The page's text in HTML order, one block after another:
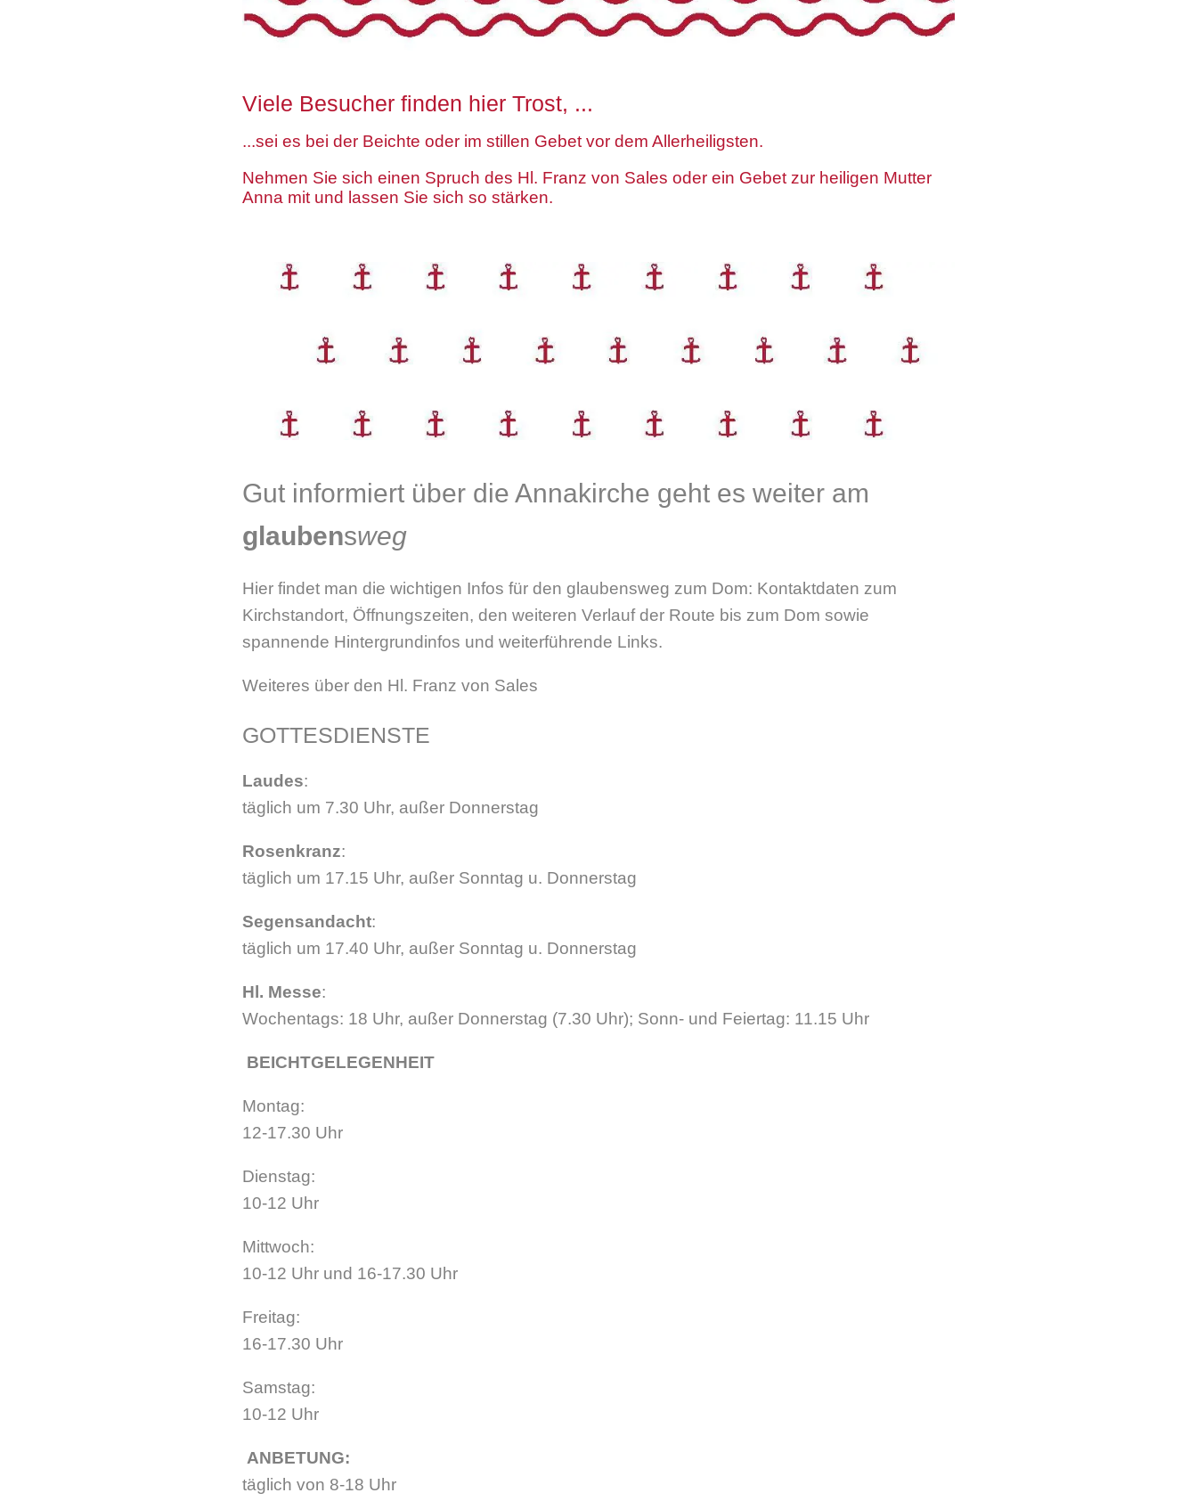
Viele Besucher finden hier Trost, ...
...sei es bei der Beichte oder im stillen Gebet vor dem Allerheiligsten.
Nehmen Sie sich einen Spruch des Hl. Franz von Sales oder ein Gebet zur heiligen Mutter
Anna mit und lassen Sie sich so stärken.
Gut informiert über die Annakirche geht es weiter am
glaubensweg
Hier findet man die wichtigen Infos für den glaubensweg zum Dom: Kontaktdaten zum
Kirchstandort, Öffnungszeiten, den weiteren Verlauf der Route bis zum Dom sowie
spannende Hintergrundinfos und weiterführende Links.
Weiteres über den Hl. Franz von Sales
GOTTESDIENSTE
Laudes:
täglich um 7.30 Uhr, außer Donnerstag
Rosenkranz:
täglich um 17.15 Uhr, außer Sonntag u. Donnerstag
Segensandacht:
täglich um 17.40 Uhr, außer Sonntag u. Donnerstag
Hl. Messe:
Wochentags: 18 Uhr, außer Donnerstag (7.30 Uhr); Sonn- und Feiertag: 11.15 Uhr
BEICHTGELEGENHEIT
Montag:
12-17.30 Uhr
Dienstag:
10-12 Uhr
Mittwoch:
10-12 Uhr und 16-17.30 Uhr
Freitag:
16-17.30 Uhr
Samstag:
10-12 Uhr
ANBETUNG:
täglich von 8-18 Uhr